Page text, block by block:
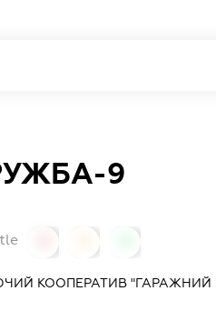
9
КООПЕРАТИВ "ГАРАЖНИЙ